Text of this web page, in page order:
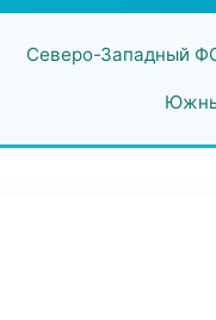
Северо-Западный